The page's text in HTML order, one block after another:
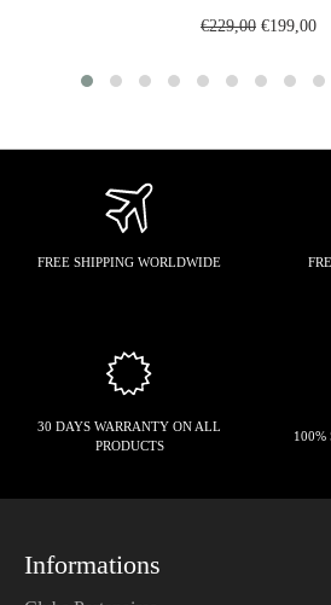
Regular
€229,00Sale
€199,00
FREE SHIPPING WORLDWIDE
30 DAYS WARRANTY ON ALL
PRODUCTS
100%
Informations